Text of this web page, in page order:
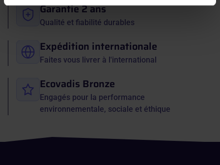
Garantie 2 ans
Qualité et fiabilité durables
Expédition internationale
Faites vous livrer à l'international
Ecovadis Bronze
Engagés pour la performance
environnementale, sociale et éthique